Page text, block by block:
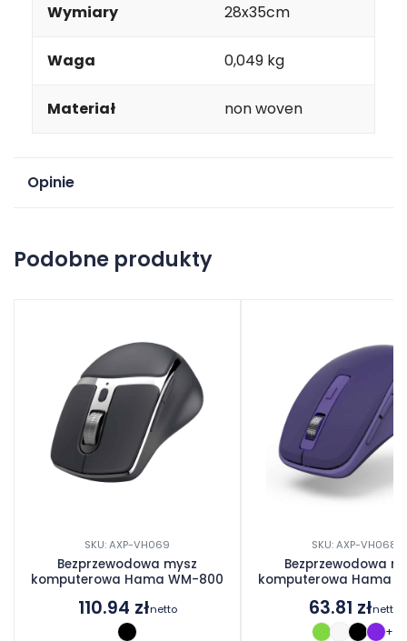
Wymiary 28x35cm
Waga 0,049 kg
Materiał non woven
Opinie
Podobne produkty
SKU: AXP-VH069
Bezprzewodowa mysz
komputerowa Hama WM-800
110.94 złnetto
SKU: AXP-VH068
Bezprzewodowa
komputerowa Hama
63.81 złnetto
+1